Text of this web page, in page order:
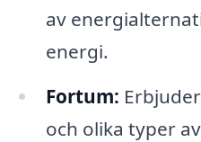
av
energi.
Fortum:
och olika typer